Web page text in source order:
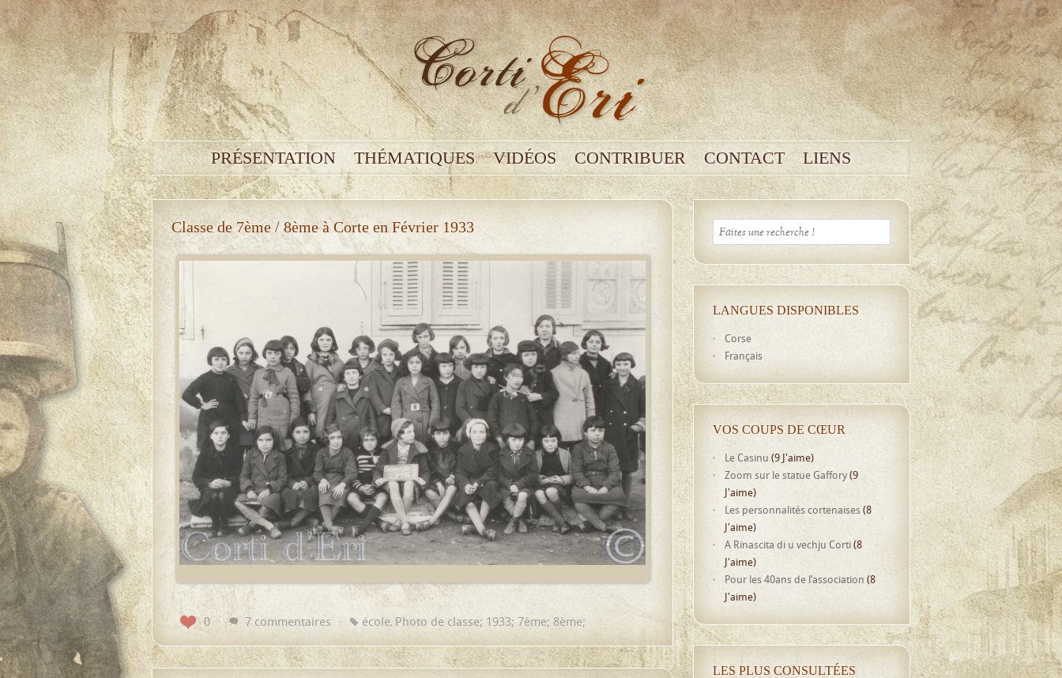
PRÉSENTATION THÉMATIQUES VIDÉOS CONTRIBUER CONTACT LIENS
Classe de 7ème / 8ème à Corte en Février 1933
0 7 commentaires école, Photo de classe; 1933; 7ème; 8ème;
LANGUES DISPONIBLES
Corse
Français
VOS COUPS DE CŒUR
Le Casinu (9 J'aime)
Zoom sur le statue Gaffory(9
J'aime)
Les personnalités cortenaises(8
J'aime)
A Rinascita di u vechju Corti(8
J'aime)
Pour les 40ans de l’association (8
J'aime)
LES PLUS CONSULTÉES